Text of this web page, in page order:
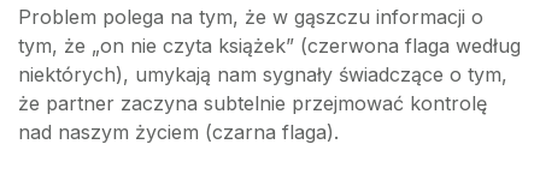
Problem polega na tym, że w gąszczu informacji o
tym, że „on nie czyta książek” (czerwona flaga według
niektórych), umykają nam sygnały świadczące o tym,
że partner zaczyna subtelnie przejmować kontrolę
nad naszym życiem (czarna flaga).